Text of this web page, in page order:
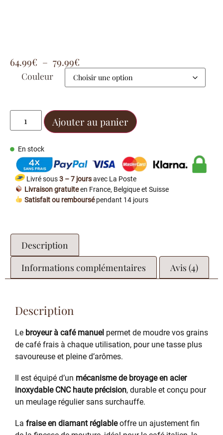
64.99€ – 79.99€
Couleur
Ajouter au panier
En stock
Livré sous3 – 7 joursavec La Poste
Livraison gratuiteen France, Belgique et Suisse
Satisfait ou remboursépendant 14 jours
Description
Informations complémentaires
Avis (4)
Description
Le broyeur à café manuel permet de moudre vos grains
de café frais à chaque utilisation, pour une tasse plus
savoureuse et pleine d’arômes.
Il est équipé d’un mécanisme de broyage en acier
inoxydable CNC haute précision, durable et conçu pour
un meulage régulier sans surchauffe.
La fraise en diamant réglableoffre un ajustement fin